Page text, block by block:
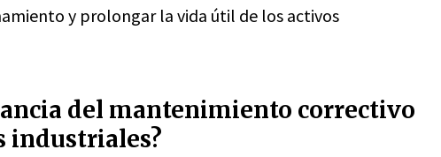
y prolongar la vida útil de los activos
del mantenimiento correctivo
industriales?